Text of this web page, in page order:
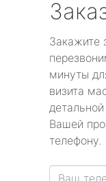
Закажите
минуты
визита
Вашей
телефону.